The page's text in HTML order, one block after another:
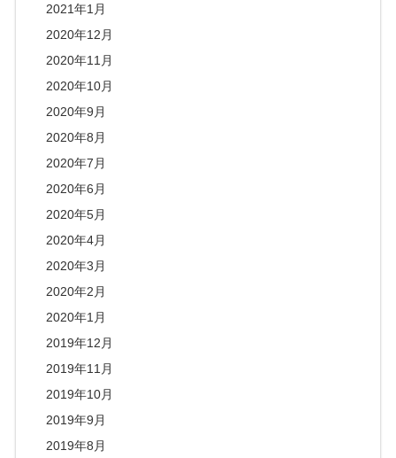
2021年1月
2020年12月
2020年11月
2020年10月
2020年9月
2020年8月
2020年7月
2020年6月
2020年5月
2020年4月
2020年3月
2020年2月
2020年1月
2019年12月
2019年11月
2019年10月
2019年9月
2019年8月